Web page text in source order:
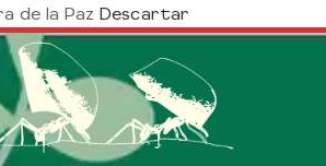
de la Paz Descartar